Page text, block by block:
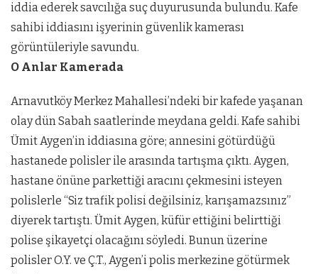
iddia ederek savcılığa suç duyurusunda bulundu. Kafe
sahibi iddiasını işyerinin güvenlik kamerası
görüntüleriyle savundu.
O Anlar Kamerada
Arnavutköy Merkez Mahallesi’ndeki bir kafede yaşanan
olay dün Sabah saatlerinde meydana geldi. Kafe sahibi
Ümit Aygen’in iddiasına göre; annesini götürdüğü
hastanede polisler ile arasında tartışma çıktı. Aygen,
hastane önüne parkettiği aracını çekmesini isteyen
polislerle “Siz trafik polisi değilsiniz, karışamazsınız”
diyerek tartıştı. Ümit Aygen, küfür ettiğini belirttiği
polise şikayetçi olacağını söyledi. Bunun üzerine
polisler O.Y. ve Ç.T., Aygen’i polis merkezine götürmek